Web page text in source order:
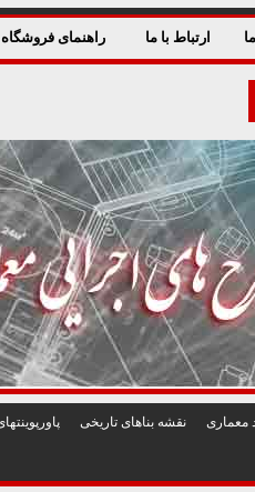
ارتباط با ما راهنمای فروشگاه
معماری نقشه بناهای تاريخی